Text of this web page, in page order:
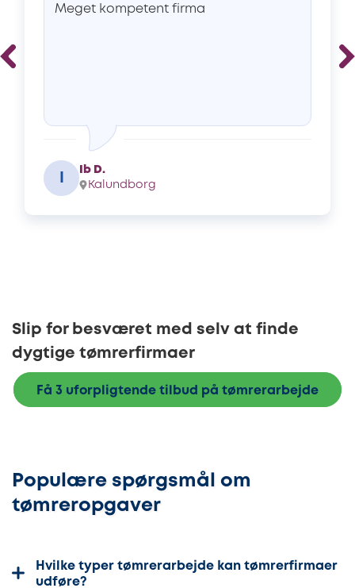
Meget kompetent firma
Ib D.
Kalundborg
Slip for besværet med selv at finde
dygtige tømrerfirmaer
Få 3 uforpligtende tilbud på tømrerarbejde
Populære spørgsmål om
tømreropgaver
Hvilke typer tømrerarbejde kan tømrerfirmaer
udføre?